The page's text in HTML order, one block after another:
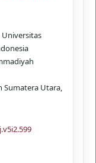
Universitas
Sumatera Utara,